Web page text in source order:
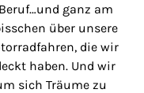
ganz am
über unsere
die wir
haben. Und wir
sich Träume zu